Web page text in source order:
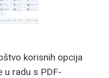
korisnih opcija
u radu s PDF-